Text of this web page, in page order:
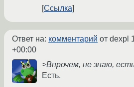
Ссылка
Ответ на: комментарий от dexpl
+00:00
>Впрочем, не знаю,
Есть.